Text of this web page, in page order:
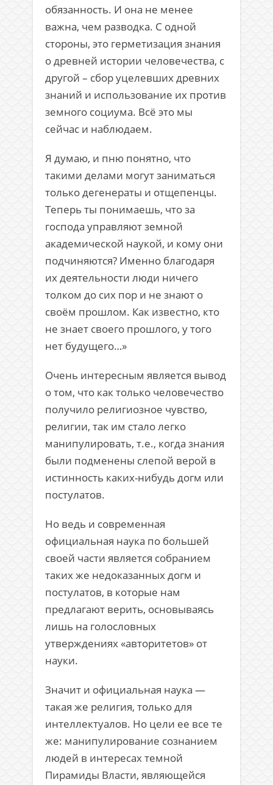
обязанность. И она не менее
важна, чем разводка. С одной
стороны, это герметизация знания
о древней истории человечества, с
другой – сбор уцелевших древних
знаний и использование их против
земного социума. Всё это мы
сейчас и наблюдаем.
Я думаю, и пню понятно, что
такими делами могут заниматься
только дегенераты и отщепенцы.
Теперь ты понимаешь, что за
господа управляют земной
академической наукой, и кому они
подчиняются? Именно благодаря
их деятельности люди ничего
толком до сих пор и не знают о
своём прошлом. Как известно, кто
не знает своего прошлого, у того
нет будущего…»
Очень интересным является вывод
о том, что как только человечество
получило религиозное чувство,
религии, так им стало легко
манипулировать, т.е., когда знания
были подменены слепой верой в
истинность каких-нибудь догм или
постулатов.
Но ведь и современная
официальная наука по большей
своей части является собранием
таких же недоказанных догм и
постулатов, в которые нам
предлагают верить, основываясь
лишь на голословных
утверждениях «авторитетов» от
науки.
Значит и официальная наука —
такая же религия, только для
интеллектуалов. Но цели ее все те
же: манипулирование сознанием
людей в интересах темной
Пирамиды Власти, являющейся